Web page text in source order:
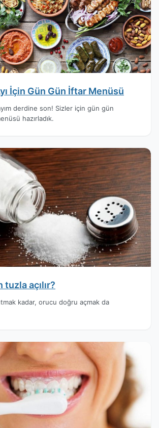
İçin Gün Gün İftar Menüsü
derdine son! Sizler için gün gün
hazırladık.
açılır?
kadar, orucu doğru açmak da